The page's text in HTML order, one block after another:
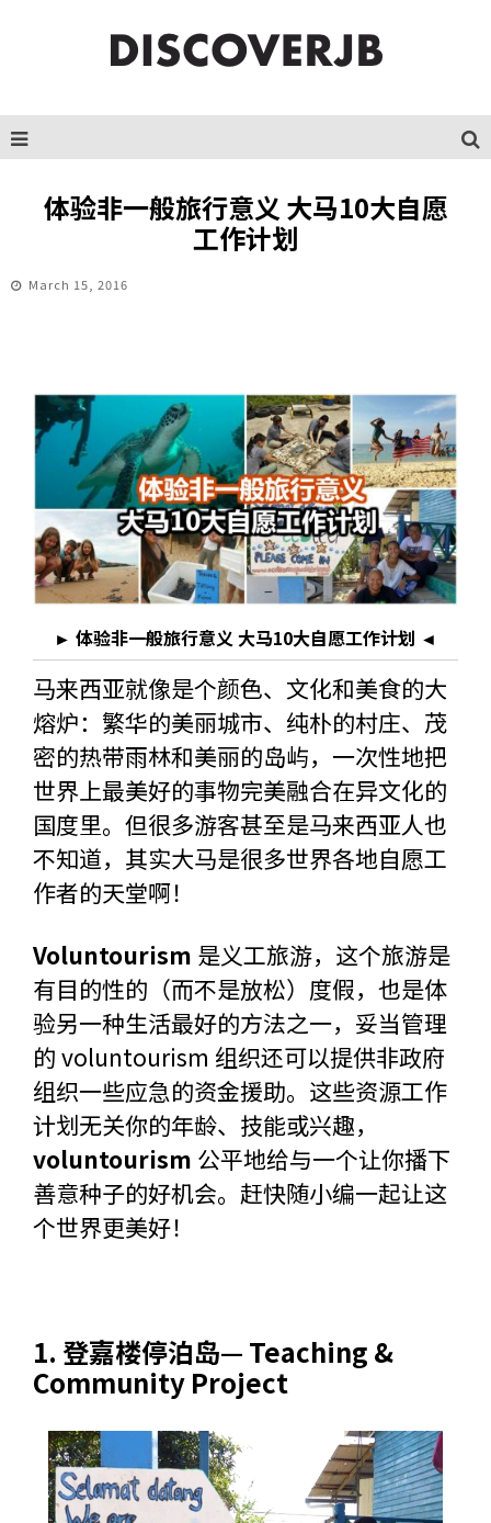
体验非一般旅行意义 大马10大自愿
工作计划
March 15, 2016
► 体验非一般旅行意义 大马10大自愿工作计划 ◄
马来西亚就像是个颜色、文化和美食的大
熔炉：繁华的美丽城市、纯朴的村庄、茂
密的热带雨林和美丽的岛屿，一次性地把
世界上最美好的事物完美融合在异文化的
国度里。但很多游客甚至是马来西亚人也
不知道，其实大马是很多世界各地自愿工
作者的天堂啊！
Voluntourism 是义工旅游，这个旅游是
有目的性的（而不是放松）度假，也是体
验另一种生活最好的方法之一，妥当管理
的 voluntourism 组织还可以提供非政府
组织一些应急的资金援助。这些资源工作
计划无关你的年龄、技能或兴趣，
voluntourism 公平地给与一个让你播下
善意种子的好机会。赶快随小编一起让这
个世界更美好！
1. 登嘉楼停泊岛— Teaching &
Community Project